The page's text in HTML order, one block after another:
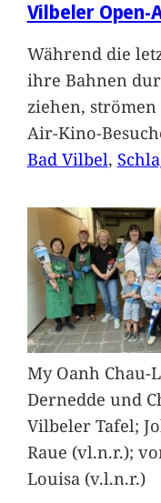
Vilbeler Open-
Während die
ihre Bahnen
ziehen,
Air-Kino-
Bad Vilbel,
My Oanh Chau-
Dernedde und
Vilbeler Tafel;
Raue (vl.n.r.);
Louisa (v.l.n.r.)